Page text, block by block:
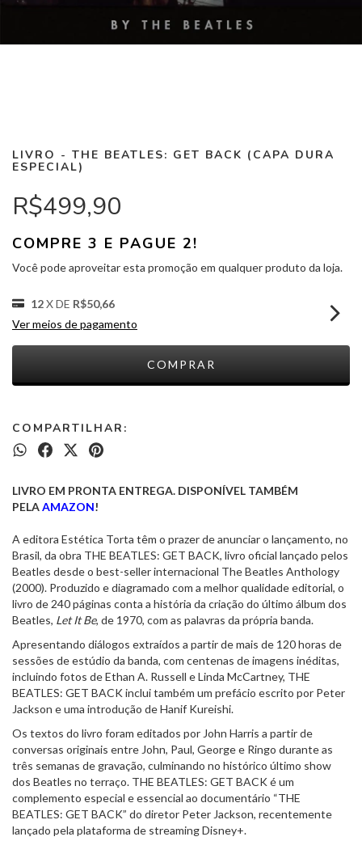
LIVRO - THE BEATLES: GET BACK (CAPA DURA
ESPECIAL)
R$499,90
COMPRE 3 E PAGUE 2!
Você pode aproveitar esta promoção em qualquer produto da loja.
12X DE R$50,66
Ver meios de pagamento
COMPARTILHAR:
LIVRO EM PRONTA ENTREGA. DISPONÍVEL TAMBÉM
PELAAMAZON!
A editora Estética Torta têm o prazer de anunciar o lançamento, no
Brasil, da obra THE BEATLES: GET BACK, livro oficial lançado pelos
Beatles desde o best-seller internacional The Beatles Anthology
(2000). Produzido e diagramado com a melhor qualidade editorial, o
livro de 240 páginas conta a história da criação do último álbum dos
Beatles, Let It Be, de 1970, com as palavras da própria banda.
Apresentando diálogos extraídos a partir de mais de 120 horas de
sessões de estúdio da banda, com centenas de imagens inéditas,
incluindo fotos de Ethan A. Russell e Linda McCartney, THE
BEATLES: GET BACK inclui também um prefácio escrito por Peter
Jackson e uma introdução de Hanif Kureishi.
Os textos do livro foram editados por John Harris a partir de
conversas originais entre John, Paul, George e Ringo durante as
três semanas de gravação, culminando no histórico último show
dos Beatles no terraço. THE BEATLES: GET BACK é um
complemento especial e essencial ao documentário “THE
BEATLES: GET BACK” do diretor Peter Jackson, recentemente
lançado pela plataforma de streaming Disney+.